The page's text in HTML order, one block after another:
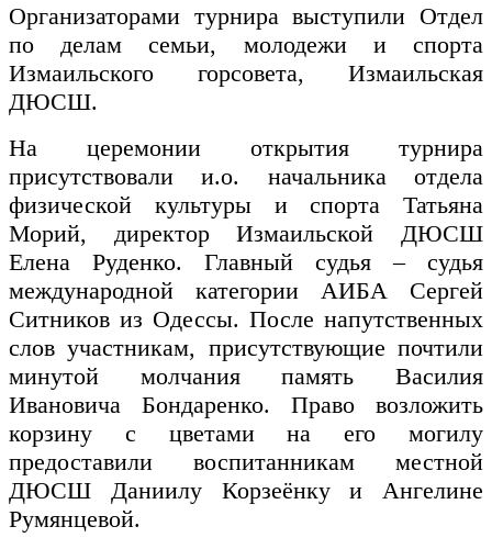
Организаторами турнира выступили Отдел
по делам семьи, молодежи и спорта
Измаильского горсовета, Измаильская
ДЮСШ.
На церемонии открытия турнира
присутствовали и.о. начальника отдела
физической культуры и спорта Татьяна
Морий, директор Измаильской ДЮСШ
Елена Руденко. Главный судья – судья
международной категории АИБА Сергей
Ситников из Одессы. После напутственных
слов участникам, присутствующие почтили
минутой молчания память Василия
Ивановича Бондаренко. Право возложить
корзину с цветами на его могилу
предоставили воспитанникам местной
ДЮСШ Даниилу Корзеёнку и Ангелине
Румянцевой.